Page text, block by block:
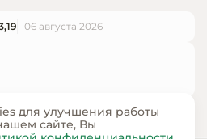
06 августа 2026
для улучшения работы
сайте, Вы